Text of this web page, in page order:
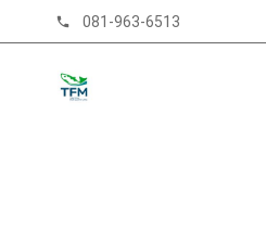
phone 081-963-6513